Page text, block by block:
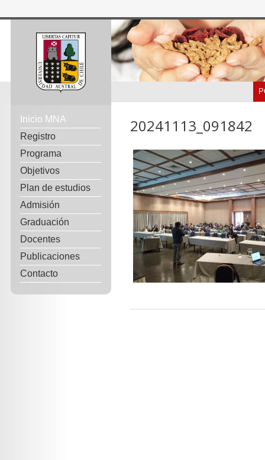
Inicio MNA
Registro
Programa
Objetivos
Plan de estudios
Admisión
Graduación
Docentes
Publicaciones
Contacto
20241113_091842